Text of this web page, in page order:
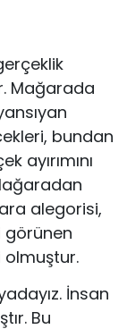
Mağarada
bundan
ayırımını
alegorisi,
olmuştur.
İnsan
Bu